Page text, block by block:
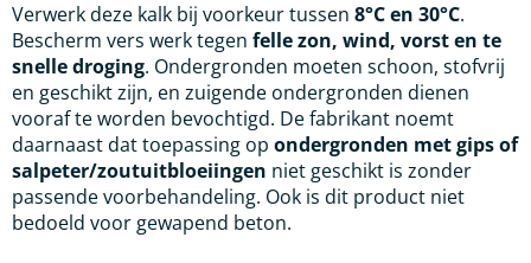
Verwerk deze kalk bij voorkeur tussen 8°C en 30°C.
Bescherm vers werk tegen felle zon, wind, vorst en te
snelle droging. Ondergronden moeten schoon, stofvrij
en geschikt zijn, en zuigende ondergronden dienen
vooraf te worden bevochtigd. De fabrikant noemt
daarnaast dat toepassing op ondergronden met gips of
salpeter/zoutuitbloeiingen niet geschikt is zonder
passende voorbehandeling. Ook is dit product niet
bedoeld voor gewapend beton.